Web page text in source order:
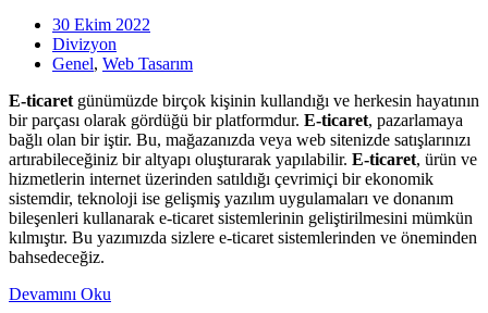
30 Ekim 2022
Divizyon
Genel, Web Tasarım
E-ticaret günümüzde birçok kişinin kullandığı ve herkesin hayatının
bir parçası olarak gördüğü bir platformdur. E-ticaret, pazarlamaya
bağlı olan bir iştir. Bu, mağazanızda veya web sitenizde satışlarınızı
artırabileceğiniz bir altyapı oluşturarak yapılabilir. E-ticaret, ürün ve
hizmetlerin internet üzerinden satıldığı çevrimiçi bir ekonomik
sistemdir, teknoloji ise gelişmiş yazılım uygulamaları ve donanım
bileşenleri kullanarak e-ticaret sistemlerinin geliştirilmesini mümkün
kılmıştır. Bu yazımızda sizlere e-ticaret sistemlerinden ve öneminden
bahsedeceğiz.
Devamını Oku